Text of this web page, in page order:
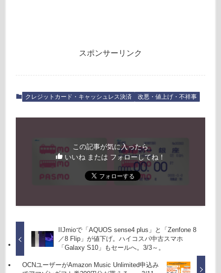
スポンサーリンク
クレジットカード・キャッシュレス決済 改悪・値上げ・不祥事
この記事が気に入ったら
いいね または フォローしてね！
IIJmioで「AQUOS sense4 plus」と「Zenfone 8
／8 Flip」が値下げ。ハイコスパ中古スマホ
「Galaxy S10」もセールへ。3/3～。
OCNユーザーがAmazon Music Unlimited申込み